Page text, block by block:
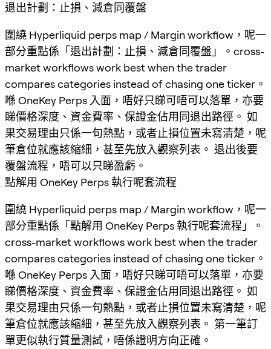
退出計劃：止損、減倉同覆盤
圍繞 Hyperliquid perps map / Margin workflow，呢一
部分重點係「退出計劃：止損、減倉同覆盤」。cross-
market workflows work best when the trader
compares categories instead of chasing one ticker。
喺 OneKey Perps 入面，唔好只睇可唔可以落單，亦要
睇價格深度、資金費率、保證金佔用同退出路徑。 如
果交易理由只係一句熱點，或者止損位置未寫清楚，呢
筆倉位就應該縮細，甚至先放入觀察列表。 退出後要
覆盤流程，唔可以只睇盈虧。
點解用 OneKey Perps 執行呢套流程
圍繞 Hyperliquid perps map / Margin workflow，呢一
部分重點係「點解用 OneKey Perps 執行呢套流程」。
cross-market workflows work best when the trader
compares categories instead of chasing one ticker。
喺 OneKey Perps 入面，唔好只睇可唔可以落單，亦要
睇價格深度、資金費率、保證金佔用同退出路徑。 如
果交易理由只係一句熱點，或者止損位置未寫清楚，呢
筆倉位就應該縮細，甚至先放入觀察列表。 第一筆訂
單更似執行質量測試，唔係證明方向正確。